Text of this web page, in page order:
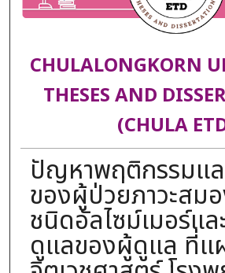
CHULALONGKORN
THESES AND
(CHULA
ปัญหาพฤติกรรมแล
ของผู้ป่วยภาวะสม
ชนิดอัลไซม์เมอร์แล
ดูแลของผู้ดูแล ที่แ